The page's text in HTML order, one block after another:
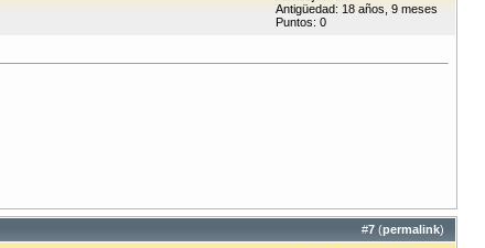
Antigüedad: 18 años, 9 meses
Puntos: 0
#7 (permalink)